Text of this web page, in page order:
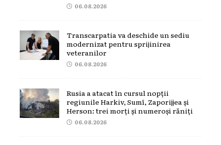
06.08.2026
Transcarpatia va deschide un sediu
modernizat pentru sprijinirea
veteranilor
06.08.2026
Rusia a atacat în cursul nopții
regiunile Harkiv, Sumî, Zaporijjea și
Herson: trei morți și numeroși răniți
06.08.2026